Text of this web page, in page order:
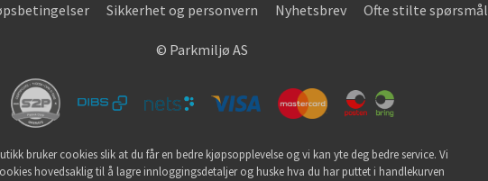
Sikkerhet og personvern Nyhetsbrev Ofte stilte spørsmål
© Parkmiljø AS
bruker cookies slik at du får en bedre kjøpsopplevelse og vi kan yte deg bedre service. Vi
hovedsaklig til å lagre innloggingsdetaljer og huske hva du har puttet i handlekurven